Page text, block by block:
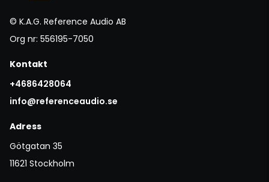
© K.A.G. Reference Audio AB
Org nr: 556195-7050
Kontakt
+4686428064
info@referenceaudio.se
Adress
Götgatan 35
11621 Stockholm